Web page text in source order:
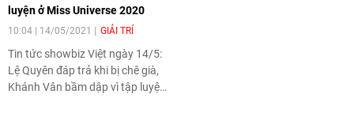
luyện ở Miss Universe 2020
10:04 | 14/05/2021 GIẢI TRÍ
Tin tức showbiz Việt ngày 14/5:
Lệ Quyên đáp trả khi bị chê già,
Khánh Vân bầm dập vì tập luyện